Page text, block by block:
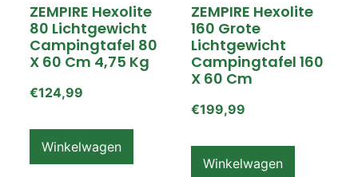
ZEMPIRE Hexolite
80 Lichtgewicht
Campingtafel 80
X 60 Cm 4,75 Kg
€124,99
Winkelwagen
ZEMPIRE Hexolite
160 Grote
Lichtgewicht
Campingtafel 160
X 60 Cm
€199,99
Winkelwagen